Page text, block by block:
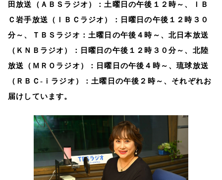
田放送（ＡＢＳラジオ）：土曜日の午後１２時～、ＩＢ
Ｃ岩手放送（ＩＢＣラジオ）：日曜日の午後１２時３０
分～、ＴＢＳラジオ：土曜日の午後４時～、北日本放送
（ＫＮＢラジオ）：日曜日の午後１２時３０分～、北陸
放送（ＭＲＯラジオ）：日曜日の午後４時～、琉球放送
（ＲＢＣ‐ｉラジオ）：土曜日の午後２時～、それぞれお
届けしています。